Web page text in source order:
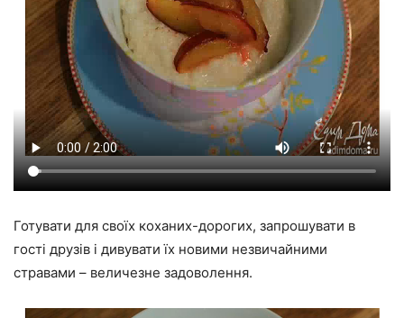
Готувати для своїх коханих-дорогих, запрошувати в
гості друзів і дивувати їх новими незвичайними
стравами – величезне задоволення.